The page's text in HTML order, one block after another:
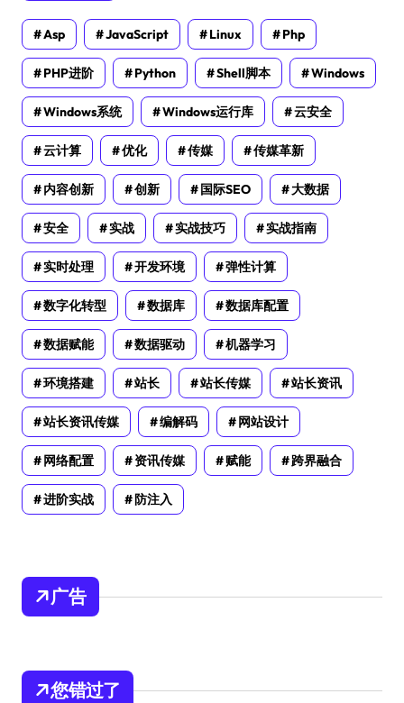
Asp JavaScript Linux Php
PHP进阶 Python Shell脚本 Windows
Windows系统 Windows运行库 云安全
云计算 优化 传媒 传媒革新
内容创新 创新 国际SEO 大数据
安全 实战 实战技巧 实战指南
实时处理 开发环境 弹性计算
数字化转型 数据库 数据库配置
数据赋能 数据驱动 机器学习
环境搭建 站长 站长传媒 站长资讯
站长资讯传媒 编解码 网站设计
网络配置 资讯传媒 赋能 跨界融合
进阶实战 防注入
广告
您错过了